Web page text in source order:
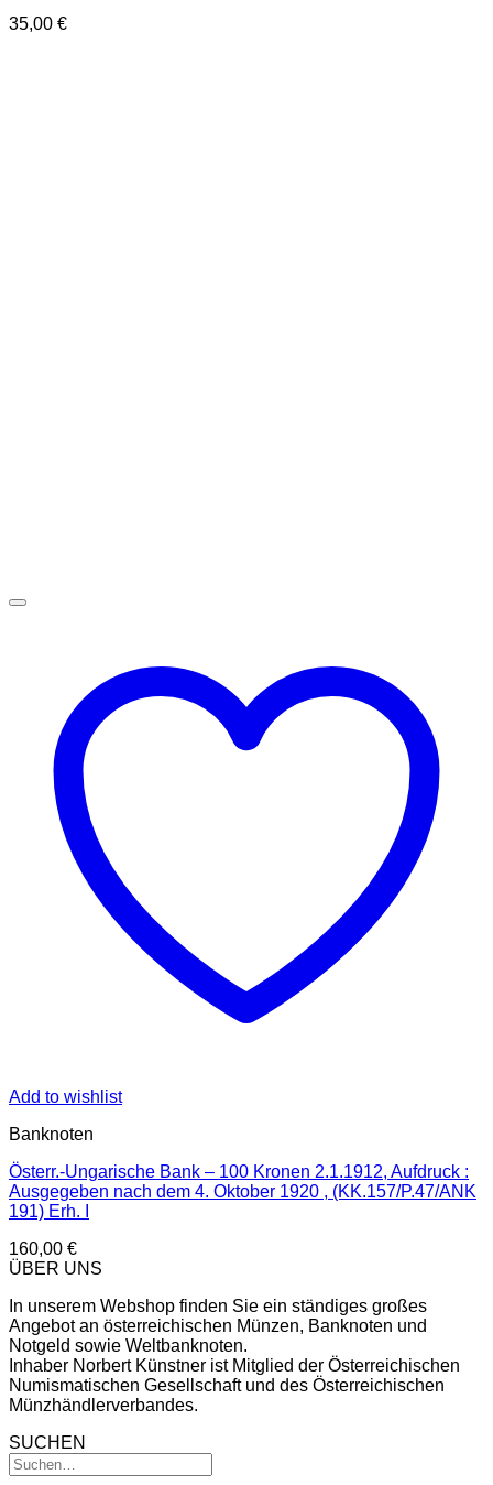
35,00 €
Add to wishlist
Banknoten
Österr.-Ungarische Bank – 100 Kronen 2.1.1912, Aufdruck :
Ausgegeben nach dem 4. Oktober 1920 , (KK.157/P.47/ANK
191) Erh. I
160,00 €
ÜBER UNS
In unserem Webshop finden Sie ein ständiges großes
Angebot an österreichischen Münzen, Banknoten und
Notgeld sowie Weltbanknoten.
Inhaber Norbert Künstner ist Mitglied der Österreichischen
Numismatischen Gesellschaft und des Österreichischen
Münzhändlerverbandes.
SUCHEN